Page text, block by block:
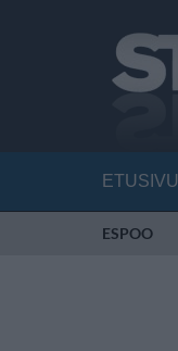
ETUSIVU
ESPOO